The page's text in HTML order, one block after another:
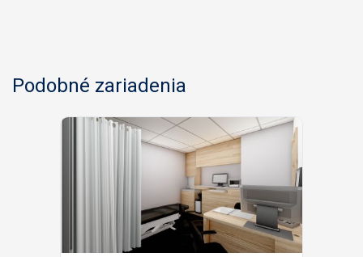
Podobné zariadenia